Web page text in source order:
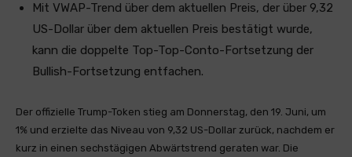
Mit VWAP-Trend über dem aktuellen Preis, der über 9,32
US-Dollar über dem aktuellen Preis bestätigt wurde,
kann die doppelte Top-Top-Conto-Fortsetzung der
Bullish-Fortsetzung entfachen.
Der offizielle Trump-Token stieg am Donnerstag, den 19. Juni, um
1% und erzielte das Niveau von 9,32 US-Dollar zurück, nachdem er
kurz in einen sechstägigen Abwärtstrend geraten war. Die